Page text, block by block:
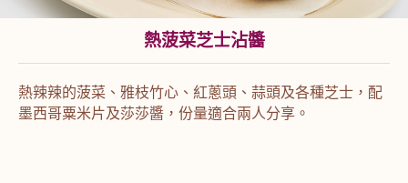
熱菠菜芝士沾醬
熱辣辣的菠菜、雅枝竹心、紅蔥頭、蒜頭及各種芝士，配
墨西哥粟米片及莎莎醬，份量適合兩人分享 。